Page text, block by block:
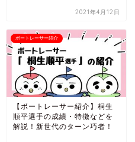
2021年4月12日
ボートレーサー紹介
【ボートレーサー紹介】桐生
順平選手の成績・特徴などを
解説！新世代のターン巧者！